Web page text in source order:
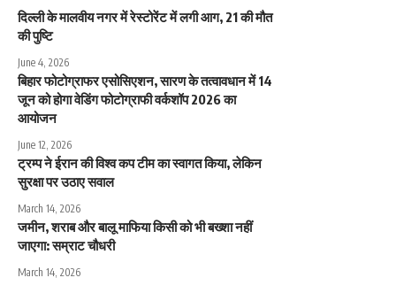
दिल्ली के मालवीय नगर में रेस्टोरेंट में लगी आग, 21 की मौत
की पुष्टि
June 4, 2026
बिहार फोटोग्राफर एसोसिएशन, सारण के तत्वावधान में 14
जून को होगा वेडिंग फोटोग्राफी वर्कशॉप 2026 का
आयोजन
June 12, 2026
ट्रम्प ने ईरान की विश्व कप टीम का स्वागत किया, लेकिन
सुरक्षा पर उठाए सवाल
March 14, 2026
जमीन, शराब और बालू माफिया किसी को भी बख्शा नहीं
जाएगा: सम्राट चौधरी
March 14, 2026